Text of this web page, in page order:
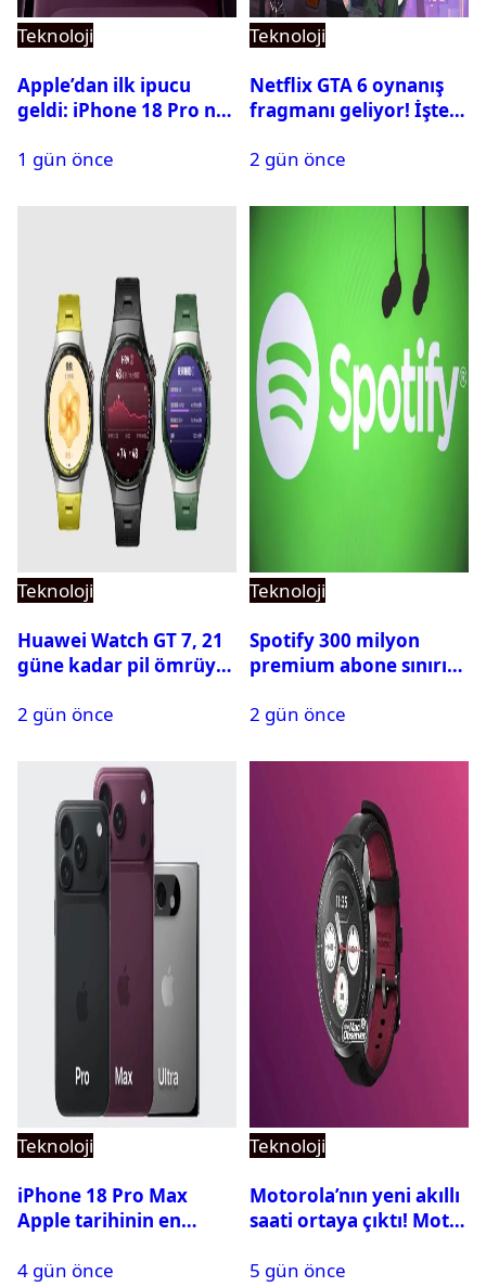
Teknoloji
Apple’dan ilk ipucu
geldi: iPhone 18 Pro ne
1 gün önce
Teknoloji
Netflix GTA 6 oynanış
fragmanı geliyor! İşte
2 gün önce
Teknoloji
Huawei Watch GT 7, 21
güne kadar pil ömrüyle
2 gün önce
Teknoloji
Spotify 300 milyon
premium abone sınırını
2 gün önce
Teknoloji
iPhone 18 Pro Max
Apple tarihinin en
4 gün önce
Teknoloji
Motorola’nın yeni akıllı
saati ortaya çıktı! Moto
görüntülendi
5 gün önce